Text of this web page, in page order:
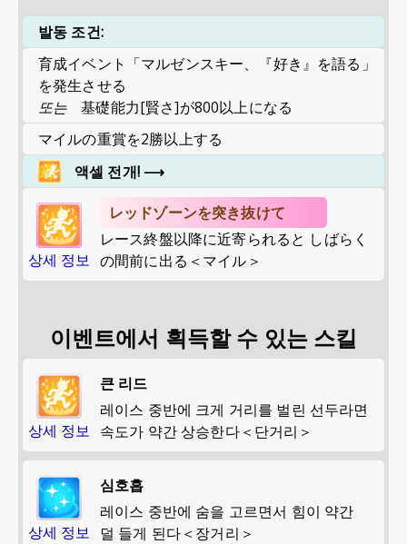
발동 조건:
育成イベント「マルゼンスキー、『好き』を語る」
を発生させる
또는
基礎能力[賢さ]が800以上になる
マイルの重賞を2勝以上する
액셀 전개! ⟶
상세 정보
レッドゾーンを突き抜けて
レース終盤以降に近寄られると しばらく
の間前に出る＜マイル＞
이벤트에서 획득할 수 있는 스킬
상세 정보
큰 리드
레이스 중반에 크게 거리를 벌린 선두라면
속도가 약간 상승한다＜단거리＞
상세 정보
심호흡
레이스 중반에 숨을 고르면서 힘이 약간
덜 들게 된다＜장거리＞